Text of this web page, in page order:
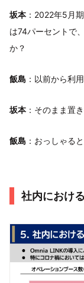
坂本 ：2022年5月
は74パーセントで
か？
飯島 ：以前から利
坂本 ：そのまま置
飯島 ：おっしゃる
社内におけ